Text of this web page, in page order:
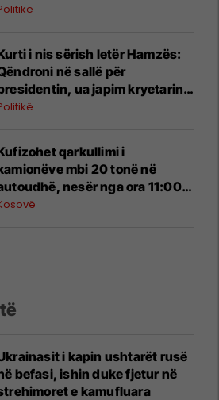
i nis sërish letër Hamzës:
në sallë për
ua japim kryetarin e
qarkullimi i
mbi 20 tonë në
nesër nga ora 11:00
në 17:30
i kapin ushtarët rusë
befasi, ishin duke fjetur në
e kamufluara